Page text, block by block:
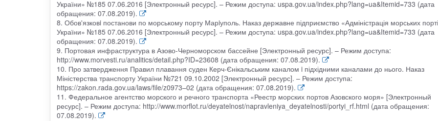
України» №185 07.06.2016 [Электронный ресурс]. – Режим доступа: uspa.gov.ua/index.php?lang=ua&Itemid=733 (дата
обращения: 07.08.2019).
8. Обов'язковi постанови по морському порту Марiуполь. Наказ державне підприємство «Адміністрація морських
України» №185 07.06.2016 [Электронный ресурс]. – Режим доступа: uspa.gov.ua/index.php?lang=ua&Itemid=733 (дата
обращения: 07.08.2019).
9. Портовая инфраструктура в Азово-Черноморском бассейне [Электронный ресурс]. – Режим доступа:
http://www.morvesti.ru/analitics/detail.php?ID=23608 (дата обращения: 07.08.2019).
10. Про затвердження Правил плавання суден Керч-Єнікальським каналом i підхідними каналами до нього. Наказ
Міністерства транспорту України №721 09.10.2002 [Электронный ресурс]. – Режим доступа:
https://zakon.rada.gov.ua/laws/file/z0973–02 (дата обращения: 07.08.2019).
11. Федеральное агентство морского и речного транспорта «Реестр морских портов Азовского моря» [Электронный
ресурс]. – Режим доступа: http://www.morflot.ru/deyatelnost/napravleniya_deyatelnosti/portyi_rf.html (дата обращения:
07.08.2019).